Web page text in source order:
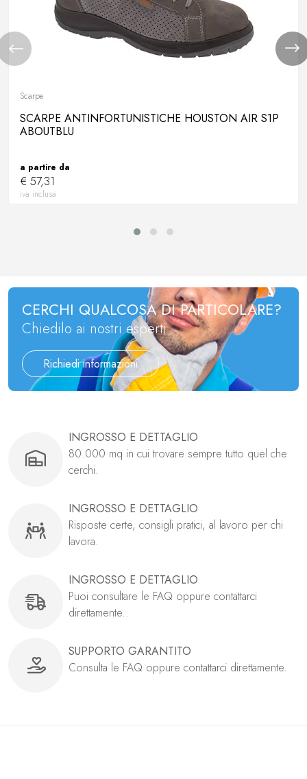
Scarpe
SCARPE ANTINFORTUNISTICHE HOUSTON AIR S1P
ABOUTBLU
a partire da
€ 57,31
iva inclusa
CERCHI QUALCOSA DI PARTICOLARE?
Chiedilo ai nostri esperti
Richiedi informazioni
INGROSSO E DETTAGLIO
80.000 mq in cui trovare sempre tutto quel che
cerchi.
INGROSSO E DETTAGLIO
Risposte certe, consigli pratici, al lavoro per chi
lavora.
INGROSSO E DETTAGLIO
Puoi consultare le FAQ oppure contattarci
direttamente..
SUPPORTO GARANTITO
Consulta le FAQ oppure contattarci direttamente.